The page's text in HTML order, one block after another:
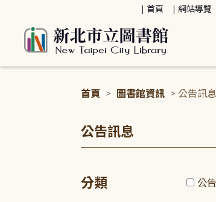
首頁 網站導覽
首頁 > 圖書館資訊 > 公告訊息
公告訊息
分類 公告